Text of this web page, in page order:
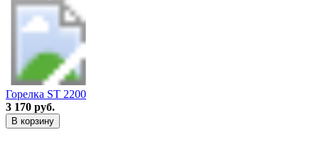
Горелка ST 2200
3 170 руб.
В корзину